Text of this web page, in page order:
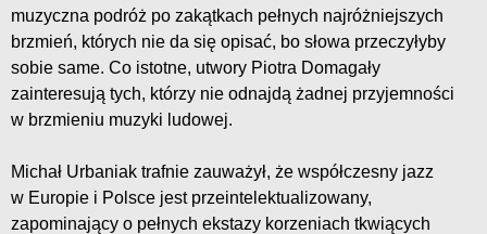
muzyczna podróż po zakątkach pełnych najróżniejszych
brzmień, których nie da się opisać, bo słowa przeczyłyby
sobie same. Co istotne, utwory Piotra Domagały
zainteresują tych, którzy nie odnajdą żadnej przyjemności
w brzmieniu muzyki ludowej.
Michał Urbaniak trafnie zauważył, że współczesny jazz
w Europie i Polsce jest przeintelektualizowany,
zapominający o pełnych ekstazy korzeniach tkwiących